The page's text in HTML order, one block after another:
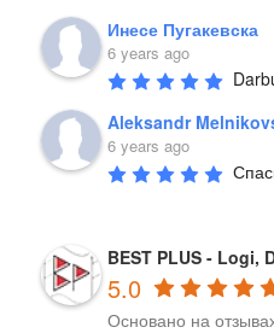
Инесе Пугакевска
6 years ago
Aleksandr
6 years ago
BEST PLUS - Logi,
5.0
Основано на